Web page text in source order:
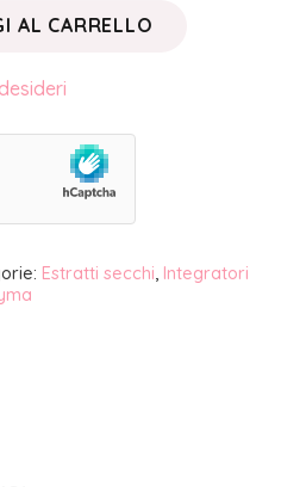
AL CARRELLO
Estratti secchi, Integratori